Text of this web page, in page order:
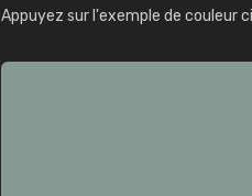
Appuyez sur l'exemple de couleur